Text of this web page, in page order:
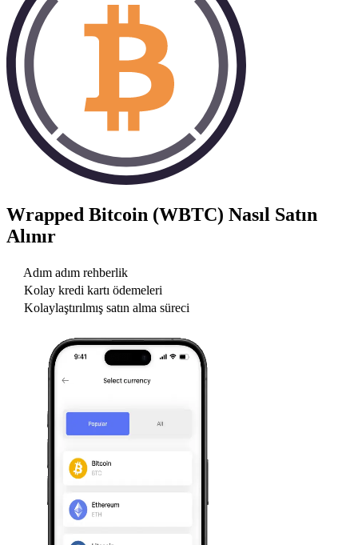
Wrapped Bitcoin (WBTC) Nasıl Satın
Alınır
Adım adım rehberlik
Kolay kredi kartı ödemeleri
Kolaylaştırılmış satın alma süreci